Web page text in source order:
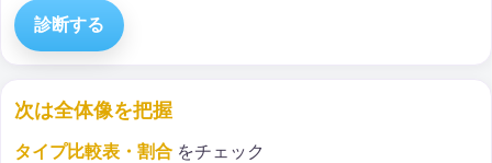
診断する
次は全体像を把握
タイプ比較表・割合 をチェック